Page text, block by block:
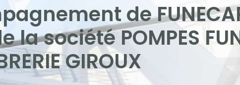
de
société POMPES
GIROUX